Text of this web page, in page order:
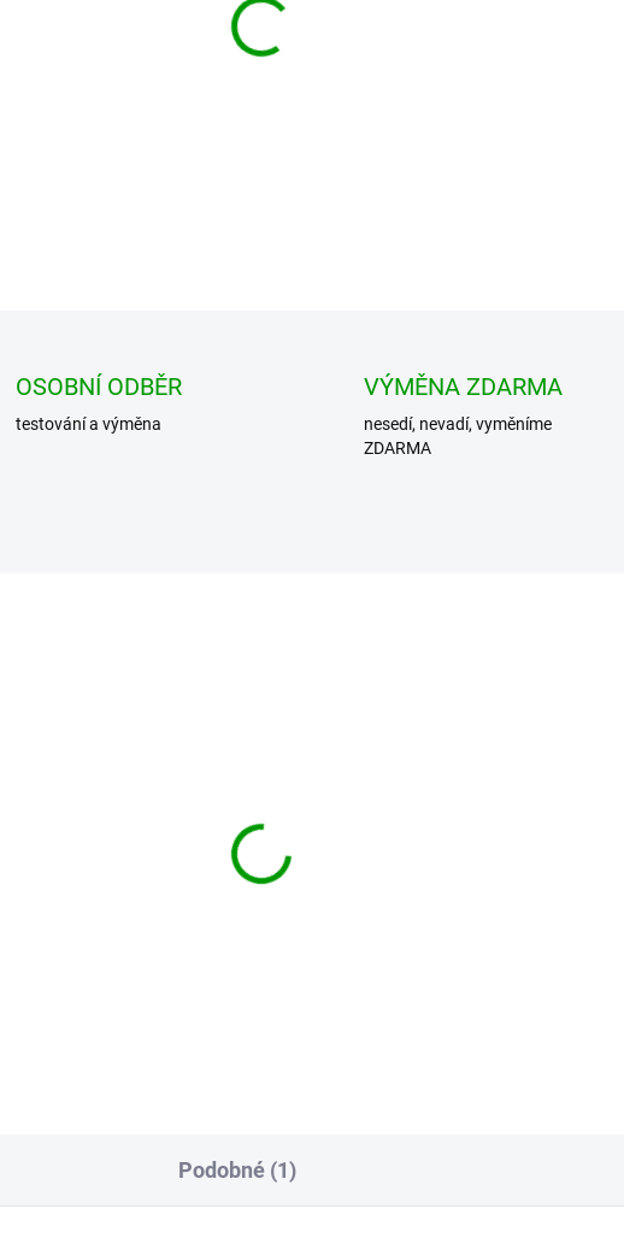
OSOBNÍ ODBĚR
testování a výměna
VÝMĚNA ZDARMA
nesedí, nevadí, vyměníme
ZDARMA
Podobné (1)